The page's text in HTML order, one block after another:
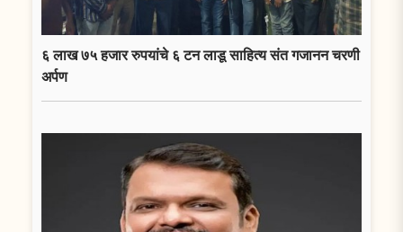
६ लाख ७५ हजार रुपयांचे ६ टन लाडू साहित्य संत गजानन चरणी
अर्पण